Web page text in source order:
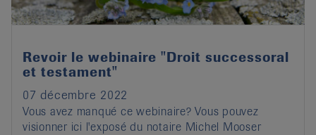
Revoir le webinaire "Droit successoral
et testament"
07 décembre 2022
Vous avez manqué ce webinaire? Vous pouvez
visionner ici l'exposé du notaire Michel Mooser